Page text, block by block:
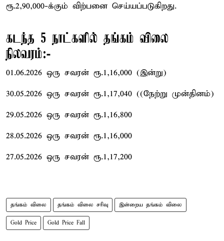
ரூ.2,90,000-க்கும் விற்பனை செய்யப்படுகிறது.
கடந்த 5 நாட்களில் தங்கம் விலை
நிலவரம்:-
01.06.2026 ஒரு சவரன் ரூ.1,16,000 (இன்று)
30.05.2026 ஒரு சவரன் ரூ.1,17,040 ((நேற்று முன்தினம்)
29.05.2026 ஒரு சவரன் ரூ.1,16,800
28.05.2026 ஒரு சவரன் ரூ.1,16,000
27.05.2026 ஒரு சவரன் ரூ.1,17,200
தங்கம் விலை தங்கம் விலை சரிவு இன்றைய தங்கம் விலை
Gold Price Gold Price Fall